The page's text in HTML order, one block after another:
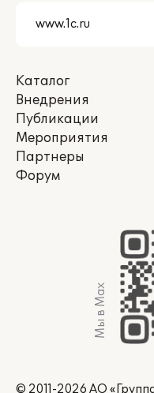
Каталог
Внедрения
Публикации
Мероприятия
Партнеры
Форум
Мы в Max
© 2011-2026 АО